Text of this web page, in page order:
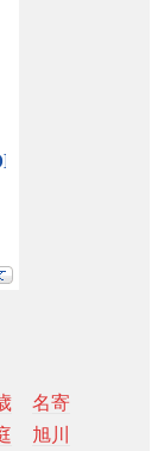
名寄
旭川